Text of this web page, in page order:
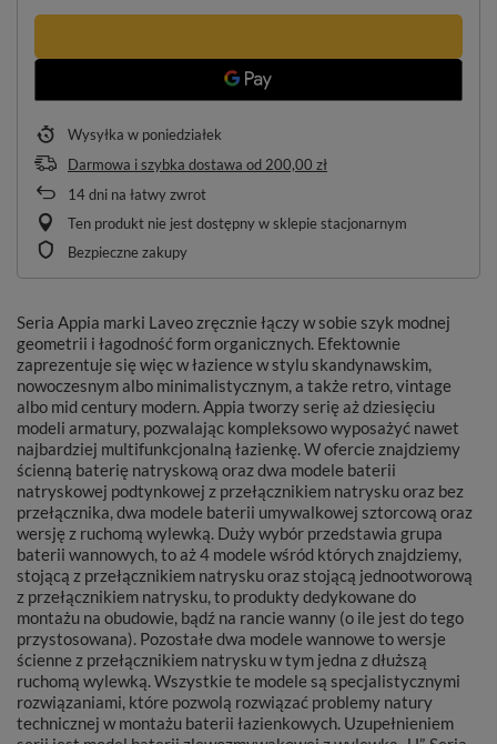
Wysyłka w poniedziałek
Darmowa i szybka dostawa od 200,00 zł
14dni na łatwy zwrot
Ten produkt nie jest dostępny w sklepie stacjonarnym
Bezpieczne zakupy
Seria Appia marki Laveo zręcznie łączy w sobie szyk modnej
geometrii i łagodność form organicznych. Efektownie
zaprezentuje się więc w łazience w stylu skandynawskim,
nowoczesnym albo minimalistycznym, a także retro, vintage
albo mid century modern. Appia tworzy serię aż dziesięciu
modeli armatury, pozwalając kompleksowo wyposażyć nawet
najbardziej multifunkcjonalną łazienkę. W ofercie znajdziemy
ścienną baterię natryskową oraz dwa modele baterii
natryskowej podtynkowej z przełącznikiem natrysku oraz bez
przełącznika, dwa modele baterii umywalkowej sztorcową oraz
wersję z ruchomą wylewką. Duży wybór przedstawia grupa
baterii wannowych, to aż 4 modele wśród których znajdziemy,
stojącą z przełącznikiem natrysku oraz stojącą jednootworową
z przełącznikiem natrysku, to produkty dedykowane do
montażu na obudowie, bądź na rancie wanny (o ile jest do tego
przystosowana). Pozostałe dwa modele wannowe to wersje
ścienne z przełącznikiem natrysku w tym jedna z dłuższą
ruchomą wylewką. Wszystkie te modele są specjalistycznymi
rozwiązaniami, które pozwolą rozwiązać problemy natury
technicznej w montażu baterii łazienkowych. Uzupełnieniem